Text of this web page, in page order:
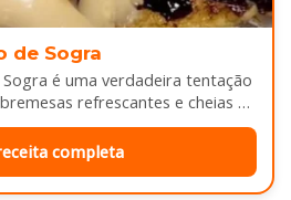
de Sogra
é uma verdadeira tentação
refrescantes e cheias de
completa